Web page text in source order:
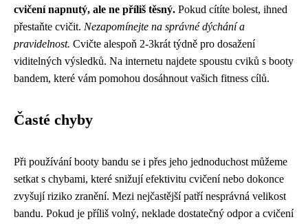
cvičení napnutý, ale ne příliš těsný. Pokud cítíte bolest, ihned
přestaňte cvičit. Nezapomínejte na správné dýchání a
pravidelnost. Cvičte alespoň 2-3krát týdně pro dosažení
viditelných výsledků. Na internetu najdete spoustu cviků s booty
bandem, které vám pomohou dosáhnout vašich fitness cílů.
Časté chyby
Při používání booty bandu se i přes jeho jednoduchost můžeme
setkat s chybami, které snižují efektivitu cvičení nebo dokonce
zvyšují riziko zranění. Mezi nejčastější patří nesprávná velikost
bandu. Pokud je příliš volný, neklade dostatečný odpor a cvičení